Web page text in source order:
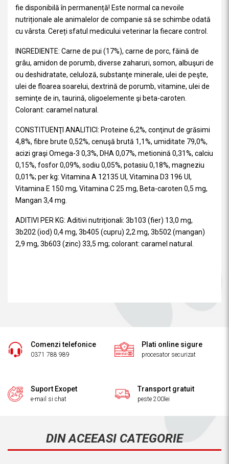
fie disponibilă în permanență! Este normal ca nevoile
nutriționale ale animalelor de companie să se schimbe odată
cu vârsta. Cereți sfatul medicului veterinar la fiecare control.
INGREDIENTE: Carne de pui (17%), carne de porc, făină de
grâu, amidon de porumb, diverse zaharuri, somon, albuşuri de
ou deshidratate, celuloză, substanţe minerale, ulei de peşte,
ulei de floarea soarelui, dextrină de porumb, vitamine, ulei de
seminţe de in, taurină, oligoelemente şi beta-caroten.
Colorant: caramel natural.
CONSTITUENŢI ANALITICI: Proteine 6,2%, conţinut de grăsimi
4,8%, fibre brute 0,52%, cenuşă brută 1,1%, umiditate 79,0%,
acizi graşi Omega-3 0,3%, DHA 0,07%, metionină 0,31%, calciu
0,15%, fosfor 0,09%, sodiu 0,05%, potasiu 0,18%, magneziu
0,01%; per kg: Vitamina A 12135 UI, Vitamina D3 196 UI,
Vitamina E 150 mg, Vitamina C 25 mg, Beta-caroten 0,5 mg,
Mangan 3,4 mg.
ADITIVI PER KG: Aditivi nutriţionali: 3b103 (fier) 13,0 mg,
3b202 (iod) 0,4 mg, 3b405 (cupru) 2,2 mg, 3b502 (mangan)
2,9 mg, 3b603 (zinc) 33,5 mg; colorant: caramel natural.
Comenzi telefonice
0371 788 989
Plati online sigure
procesator securizat
Suport Exopet
e-mail si chat
Transport gratuit
peste 200lei
DIN ACEEASI CATEGORIE